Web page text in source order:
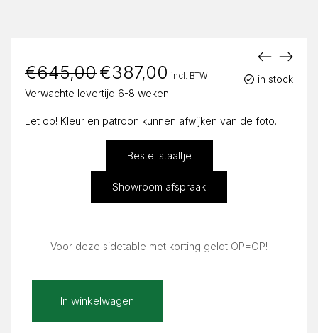
in stock
€645,00 Oorspronkelijke
prijs
was:
€645,00.
€387,00 prijs
€387,00.
incl. BTW
Verwachte levertijd 6-8 weken
Let op! Kleur en patroon kunnen afwijken van de foto.
Bestel staaltje
Showroom afspraak
Voor deze sidetable met korting geldt OP=OP!
Lucia
In winkelwagen